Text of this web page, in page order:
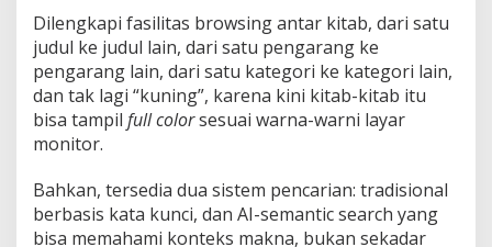
Dilengkapi fasilitas browsing antar kitab, dari satu
judul ke judul lain, dari satu pengarang ke
pengarang lain, dari satu kategori ke kategori lain,
dan tak lagi “kuning”, karena kini kitab-kitab itu
bisa tampil full colorsesuai warna-warni layar
monitor.
Bahkan, tersedia dua sistem pencarian: tradisional
berbasis kata kunci, dan AI-semantic search yang
bisa memahami konteks makna, bukan sekadar